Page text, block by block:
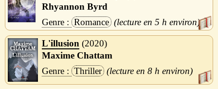
Rhyannon Byrd
Romance
5 h
L'illusion
2020
Maxime Chattam
Thriller
8 h